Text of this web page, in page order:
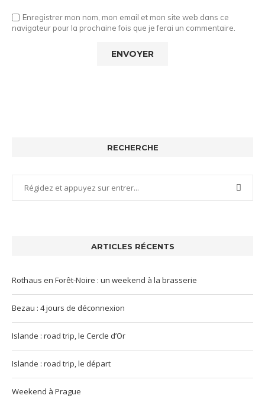
Enregistrer mon nom, mon email et mon site web dans ce
navigateur pour la prochaine fois que je ferai un commentaire.
RECHERCHE
ARTICLES RÉCENTS
Rothaus en Forêt-Noire : un weekend à la brasserie
Bezau : 4 jours de déconnexion
Islande : road trip, le Cercle d’Or
Islande : road trip, le départ
Weekend à Prague